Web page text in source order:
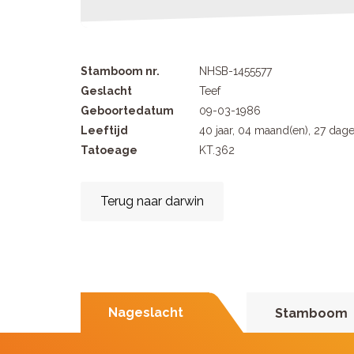
Stamboom nr.
NHSB-1455577
Geslacht
Teef
Geboortedatum
09-03-1986
Leeftijd
40 jaar, 04 maand(en), 27
Tatoeage
KT.362
Terug naar darwin
Nageslacht Stamboom